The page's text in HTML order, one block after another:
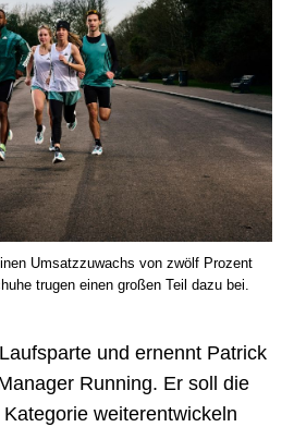
Umsatzzuwachs von zwölf Prozent
trugen einen großen Teil dazu bei.
und ernennt Patrick
Running. Er soll die
weiterentwickeln